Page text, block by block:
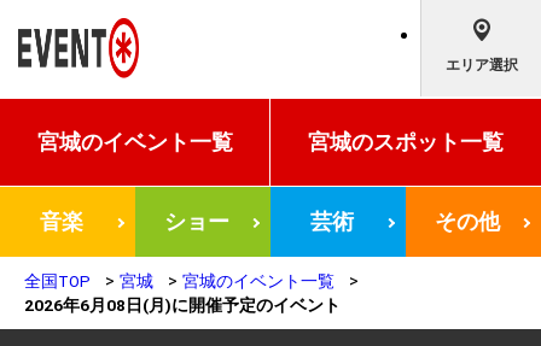
エリア選択
宮城のイベント一覧 宮城のスポット一覧
音楽 ショー 芸術 その他
全国TOP 宮城
宮城のイベント一覧
2026年6月08日(月)に開催予定のイベント